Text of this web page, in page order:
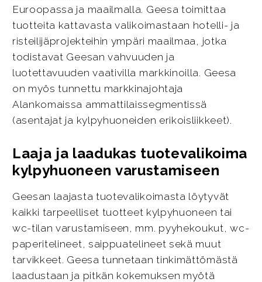
Euroopassa ja maailmalla. Geesa toimittaa
tuotteita kattavasta valikoimastaan hotelli- ja
risteilijäprojekteihin ympäri maailmaa, jotka
todistavat Geesan vahvuuden ja
luotettavuuden vaativilla markkinoilla. Geesa
on myös tunnettu markkinajohtaja
Alankomaissa ammattilaissegmentissä
(asentajat ja kylpyhuoneiden erikoisliikkeet).
Laaja ja laadukas tuotevalikoima
kylpyhuoneen varustamiseen
Geesan laajasta tuotevalikoimasta löytyvät
kaikki tarpeelliset tuotteet kylpyhuoneen tai
wc-tilan varustamiseen, mm. pyyhekoukut, wc-
paperitelineet, saippuatelineet sekä muut
tarvikkeet. Geesa tunnetaan tinkimättömästä
laadustaan ja pitkän kokemuksen myötä